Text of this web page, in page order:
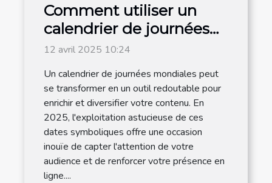
Comment utiliser un
calendrier de journées
mondiales pour
dynamiser votre
contenu en 2025
12 avril 2025 10:24
Un calendrier de journées mondiales peut
se transformer en un outil redoutable pour
enrichir et diversifier votre contenu. En
2025, l'exploitation astucieuse de ces
dates symboliques offre une occasion
inouïe de capter l'attention de votre
audience et de renforcer votre présence en
ligne....